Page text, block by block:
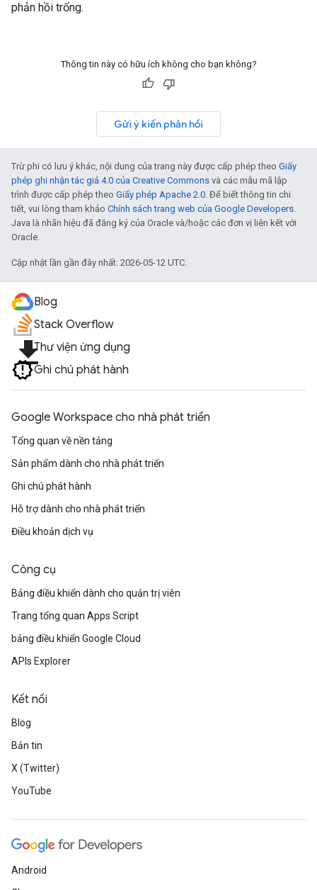
phản hồi trống.
Thông tin này có hữu ích không cho bạn không?
Gửi ý kiến phản hồi
Trừ phi có lưu ý khác, nội dung của trang này được cấp phép theo Giấy
phép ghi nhận tác giả 4.0 của Creative Commons và các mẫu mã lập
trình được cấp phép theo Giấy phép Apache 2.0. Để biết thông tin chi
tiết, vui lòng tham khảo Chính sách trang web của Google Developers.
Java là nhãn hiệu đã đăng ký của Oracle và/hoặc các đơn vị liên kết với
Oracle.
Cập nhật lần gần đây nhất: 2026-05-12 UTC.
Blog
Stack Overflow
file_downloadThư viện ứng dụng
Ghi chú phát hành
Google Workspace cho nhà phát triển
Tổng quan về nền tảng
Sản phẩm dành cho nhà phát triển
Ghi chú phát hành
Hỗ trợ dành cho nhà phát triển
Điều khoản dịch vụ
Công cụ
Bảng điều khiển dành cho quản trị viên
Trang tổng quan Apps Script
bảng điều khiển Google Cloud
APIs Explorer
Kết nối
Blog
Bản tin
X (Twitter)
YouTube
Android